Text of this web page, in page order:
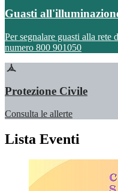
Guasti
Per segnalare guasti alla
numero 800 901050
Protezione Civile
Consulta le allerte
Lista Eventi